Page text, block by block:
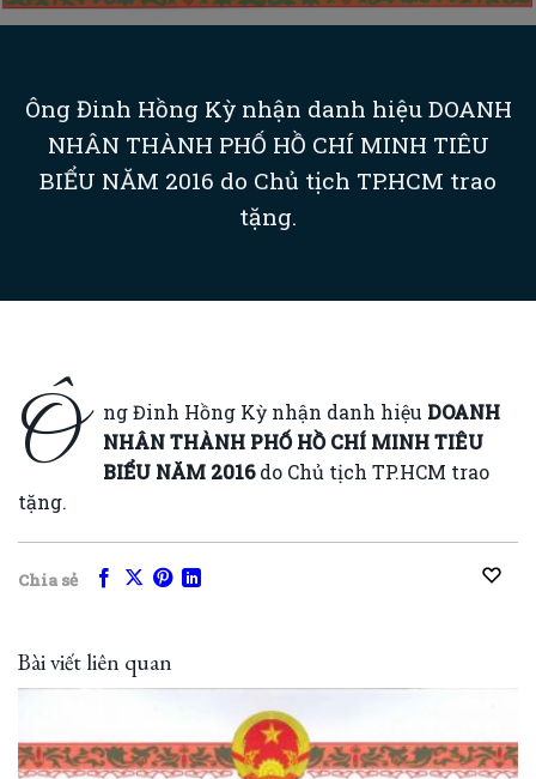
Ông Đinh Hồng Kỳ nhận danh hiệu DOANH
NHÂN THÀNH PHỐ HỒ CHÍ MINH TIÊU
BIỂU NĂM 2016 do Chủ tịch TP.HCM trao
tặng.
Ô ng Đinh Hồng Kỳ nhận danh hiệu DOANH
NHÂN THÀNH PHỐ HỒ CHÍ MINH TIÊU
BIỂU NĂM 2016do Chủ tịch TP.HCM trao
tặng.
Chia sẻ
Bài viết liên quan